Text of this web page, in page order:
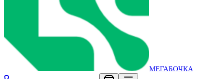
МЕГАБОЧКА